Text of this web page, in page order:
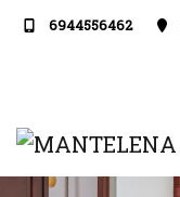
6944556462